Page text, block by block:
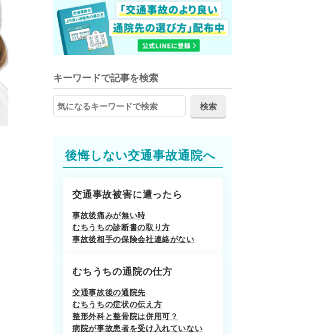
キーワードで記事を検索
後悔しない交通事故通院へ
交通事故被害に遭ったら
事故後痛みが無い時
むちうちの診断書の取り方
事故後相手の保険会社連絡がない
むちうちの通院の仕方
交通事故後の通院先
むちうちの症状の伝え方
整形外科と整骨院は併用可？
病院が事故患者を受け入れていない